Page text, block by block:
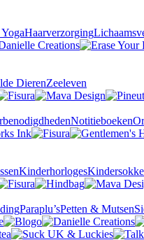
Haarverzorging
DierenZeeleven
Notitieboeken
Kinderhorloges
Paraplu’sPetten & Mutsen